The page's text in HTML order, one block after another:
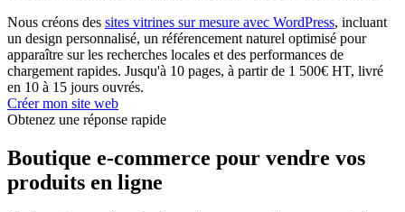
Nous créons des sites vitrines sur mesure avec WordPress, incluant
un design personnalisé, un référencement naturel optimisé pour
apparaître sur les recherches locales et des performances de
chargement rapides. Jusqu'à 10 pages, à partir de 1 500€ HT, livré
en 10 à 15 jours ouvrés.
Créer mon site web
Obtenez une réponse rapide
Boutique e-commerce pour vendre vos
produits en ligne